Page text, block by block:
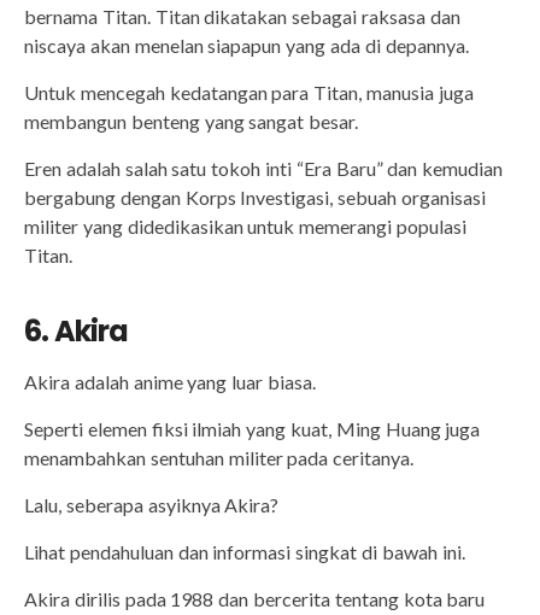
bernama Titan. Titan dikatakan sebagai raksasa dan
niscaya akan menelan siapapun yang ada di depannya.
Untuk mencegah kedatangan para Titan, manusia juga
membangun benteng yang sangat besar.
Eren adalah salah satu tokoh inti “Era Baru” dan kemudian
bergabung dengan Korps Investigasi, sebuah organisasi
militer yang didedikasikan untuk memerangi populasi
Titan.
6. Akira
Akira adalah anime yang luar biasa.
Seperti elemen fiksi ilmiah yang kuat, Ming Huang juga
menambahkan sentuhan militer pada ceritanya.
Lalu, seberapa asyiknya Akira?
Lihat pendahuluan dan informasi singkat di bawah ini.
Akira dirilis pada 1988 dan bercerita tentang kota baru